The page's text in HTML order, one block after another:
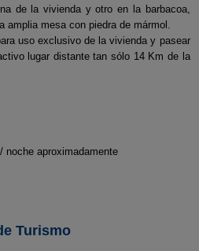
de la vivienda y otro en la barbacoa,
amplia mesa con piedra de mármol.
uso exclusivo de la vivienda y pasear
lugar distante tan sólo 14 Km de la
aproximadamente
Turismo